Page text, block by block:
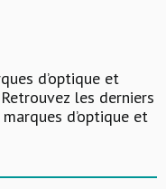
d’optique et
les derniers
d’optique et